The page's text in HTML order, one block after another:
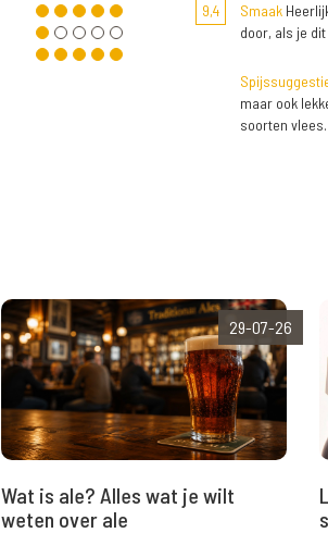
9,4 Smaak
door, als je
maar ook
soorten vlees.
29-07-26
Wat is ale? Alles wat je wilt
weten over ale